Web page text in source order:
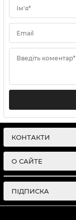
Ім'я*
Email
Введіть коментар*
КОНТАКТИ
О САЙТЕ
ПІДПИСКА